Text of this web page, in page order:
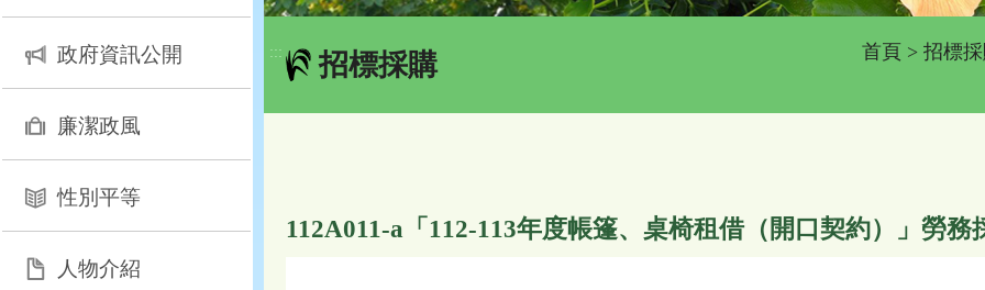
政府資訊公開
廉潔政風
性別平等
人物介紹
::: 招標採購 首頁 > 招標
112A011-a「112-113年度帳篷、桌椅租借（開口契約）」勞務